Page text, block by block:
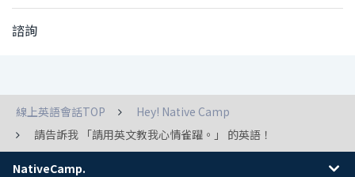
諮詢
線上英語會話TOP
Hey! Native Camp
請告訴我 「請用英文教我心情雀躍。」 的英語！
NativeCamp.